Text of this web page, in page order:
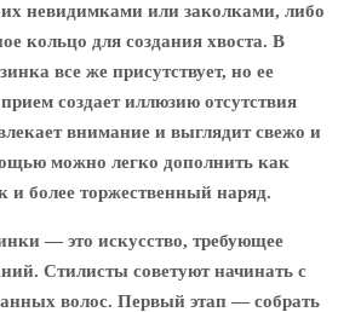
невидимками или заколками, либо
кольцо для создания хвоста. В
все же присутствует, но ее
создает иллюзию отсутствия
внимание и выглядит свежо и
можно легко дополнить как
и более торжественный наряд.
— это искусство, требующее
Стилисты советуют начинать с
волос. Первый этап — собрать